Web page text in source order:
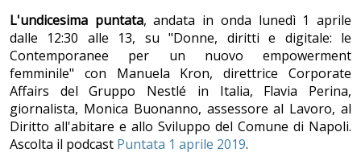
L'undicesima puntata, andata in onda lunedì 1 aprile
dalle 12:30 alle 13, su "Donne, diritti e digitale: le
Contemporanee per un nuovo empowerment
femminile" con Manuela Kron, direttrice Corporate
Affairs del Gruppo Nestlé in Italia, Flavia Perina,
giornalista, Monica Buonanno, assessore al Lavoro, al
Diritto all'abitare e allo Sviluppo del Comune di Napoli.
Ascolta il podcast Puntata 1 aprile 2019.